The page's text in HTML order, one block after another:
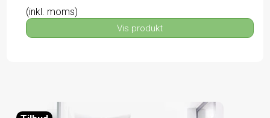
(inkl. moms)
Vis produkt